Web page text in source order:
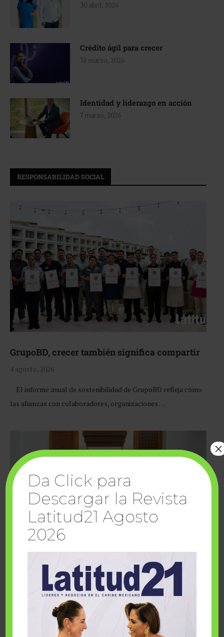
30 abril, 2026
Crédito ágil para crecer
31 marzo, 2026
Identidad y liderazgo en acción
7 marzo, 2026
RESPONSABILIDAD SOCIAL
GrupoBD, crecer también significa compartir
4 agosto, 2026
El informe anual de sostenibilidad de GrupoBD refleja cómo
las alianzas con colaboradores, organizaciones …
Cuando la solidaridad inspira; cumplen
sueños Fairmont Mayakoba y Make-A-Wish
Da Click para
Descargar la Revista
Latitud21 Agosto
2026
×